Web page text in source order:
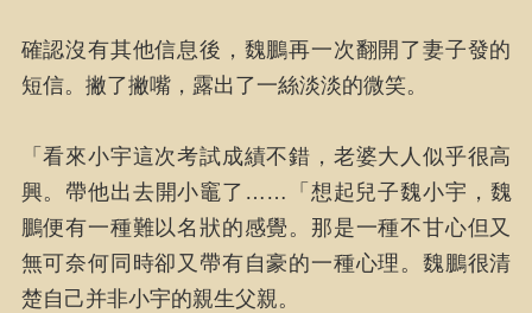
確認沒有其他信息後，魏鵬再一次翻開了妻子發的
短信。撇了撇嘴，露出了一絲淡淡的微笑。
「看來小宇這次考試成績不錯，老婆大人似乎很高
興。帶他出去開小竈了……「想起兒子魏小宇，魏
鵬便有一種難以名狀的感覺。那是一種不甘心但又
無可奈何同時卻又帶有自豪的一種心理。魏鵬很清
楚自己并非小宇的親生父親。